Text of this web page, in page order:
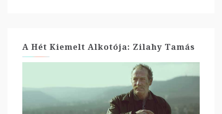
A Hét Kiemelt Alkotója: Zilahy Tamás